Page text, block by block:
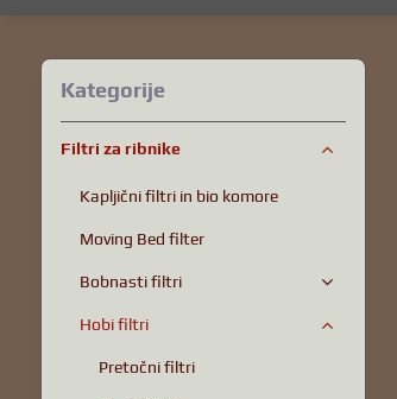
Kategorije
Filtri za ribnike
Kapljični filtri in bio komore
Moving Bed filter
Bobnasti filtri
Hobi filtri
Pretočni filtri